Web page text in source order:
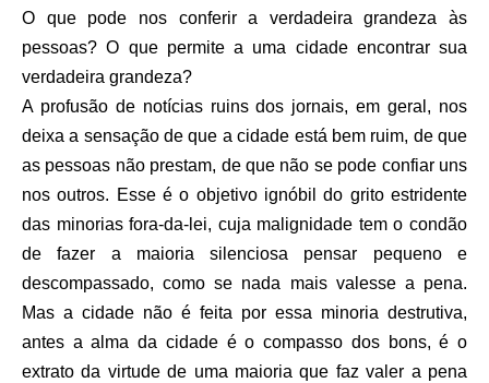
O que pode nos conferir a verdadeira grandeza às
pessoas? O que permite a uma cidade encontrar sua
verdadeira grandeza?
A profusão de notícias ruins dos jornais, em geral, nos
deixa a sensação de que a cidade está bem ruim, de que
as pessoas não prestam, de que não se pode confiar uns
nos outros. Esse é o objetivo ignóbil do grito estridente
das minorias fora-da-lei, cuja malignidade tem o condão
de fazer a maioria silenciosa pensar pequeno e
descompassado, como se nada mais valesse a pena.
Mas a cidade não é feita por essa minoria destrutiva,
antes a alma da cidade é o compasso dos bons, é o
extrato da virtude de uma maioria que faz valer a pena